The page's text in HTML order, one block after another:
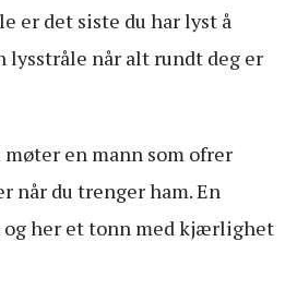
er det siste du har lyst å
lysstråle når alt rundt deg er
en mann som ofrer
når du trenger ham. En
og her et tonn med kjærlighet